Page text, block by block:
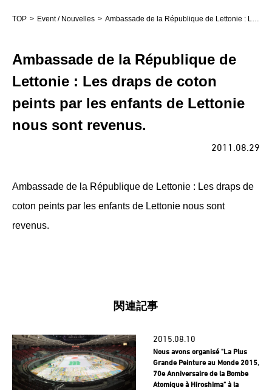
TOP Event / Nouvelles Ambassade de la République de Lettonie : Les draps de coton peints par les enfants de Lettonie nous sont revenus.
Ambassade de la République de
Lettonie : Les draps de coton
peints par les enfants de Lettonie
nous sont revenus.
2011.08.29
Ambassade de la République de Lettonie : Les draps de
coton peints par les enfants de Lettonie nous sont
revenus.
関連記事
2015.08.10
Nous avons organisé "La Plus
Grande Peinture au Monde 2015,
70e Anniversaire de la Bombe
Atomique à Hiroshima" à la